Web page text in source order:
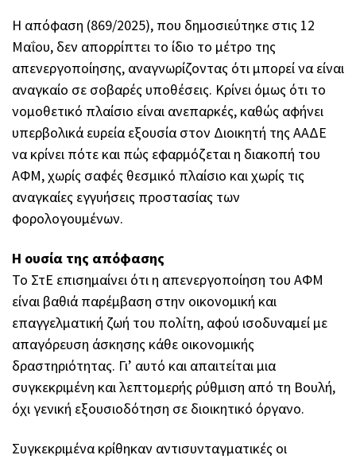
Η απόφαση (869/2025), που δημοσιεύτηκε στις 12
Μαΐου, δεν απορρίπτει το ίδιο το μέτρο της
απενεργοποίησης, αναγνωρίζοντας ότι μπορεί να είναι
αναγκαίο σε σοβαρές υποθέσεις. Κρίνει όμως ότι το
νομοθετικό πλαίσιο είναι ανεπαρκές, καθώς αφήνει
υπερβολικά ευρεία εξουσία στον Διοικητή της ΑΑΔΕ
να κρίνει πότε και πώς εφαρμόζεται η διακοπή του
ΑΦΜ, χωρίς σαφές θεσμικό πλαίσιο και χωρίς τις
αναγκαίες εγγυήσεις προστασίας των
φορολογουμένων.
Η ουσία της απόφασης
Το ΣτΕ επισημαίνει ότι η απενεργοποίηση του ΑΦΜ
είναι βαθιά παρέμβαση στην οικονομική και
επαγγελματική ζωή του πολίτη, αφού ισοδυναμεί με
απαγόρευση άσκησης κάθε οικονομικής
δραστηριότητας. Γι’ αυτό και απαιτείται μια
συγκεκριμένη και λεπτομερής ρύθμιση από τη Βουλή,
όχι γενική εξουσιοδότηση σε διοικητικό όργανο.
Συγκεκριμένα κρίθηκαν αντισυνταγματικές οι